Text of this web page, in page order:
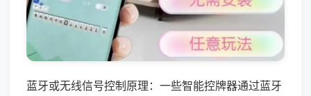
蓝牙或无线信号控制原理：一些智能控牌器通过蓝牙